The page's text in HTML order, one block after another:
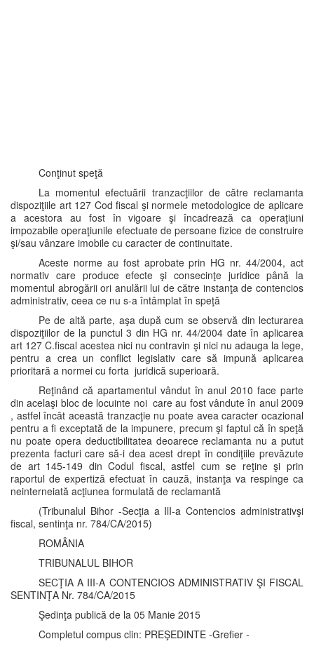
Conţinut speţă
La momentul efectuării tranzacţiilor de către reclamanta
dispoziţiile art 127 Cod fiscal şi normele metodologice de aplicare
a acestora au fost în vigoare şi încadrează ca operaţiuni
impozabile operaţiunile efectuate de persoane fizice de construire
şi/sau vânzare imobile cu caracter de continuitate.
Aceste norme au fost aprobate prin HG nr. 44/2004, act
normativ care produce efecte şi consecinţe juridice până la
momentul abrogării ori anulării lui de către instanţa de contencios
administrativ, ceea ce nu s-a întâmplat în speţă
Pe de altă parte, aşa după cum se observă din lecturarea
dispoziţiilor de la punctul 3 din HG nr. 44/2004 date în aplicarea
art 127 C.fiscal acestea nici nu contravin şi nici nu adauga la lege,
pentru a crea un conflict legislativ care să impună aplicarea
prioritară a normei cu forta juridică superioară.
Reţinând că apartamentul vândut în anul 2010 face parte
din acelaşi bloc de locuinte noi care au fost vândute în anul 2009
, astfel încât această tranzacţie nu poate avea caracter ocazional
pentru a fi exceptată de la impunere, precum şi faptul că în speţă
nu poate opera deductibilitatea deoarece reclamanta nu a putut
prezenta facturi care să-i dea acest drept în condiţiile prevăzute
de art 145-149 din Codul fiscal, astfel cum se reţine şi prin
raportul de expertiză efectuat în cauză, instanţa va respinge ca
neinterneiată acţiunea formulată de reclamantă
(Tribunalul Bihor -Secţia a IlI-a Contencios administrativşi
fiscal, sentinţa nr. 784/CA/2015)
ROMÂNIA
TRIBUNALUL BIHOR
SECŢIA A III-A CONTENCIOS ADMINISTRATIV ŞI FISCAL
SENTINŢA Nr. 784/CA/2015
Şedinţa publică de la 05 Manie 2015
Completul compus clin: PREŞEDINTE -Grefier -